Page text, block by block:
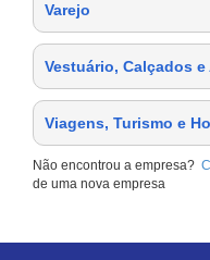
Varejo
Vestuário, Calçados
Viagens, Turismo e
Não encontrou a empresa?
de uma nova empresa